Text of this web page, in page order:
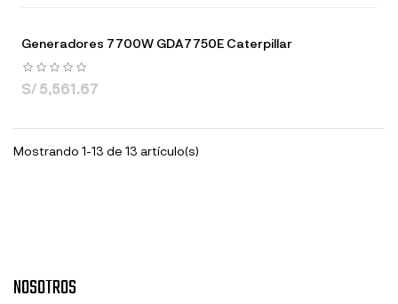
Generadores 7700W GDA7750E Caterpillar
S/ 5,561.67
Mostrando 1-13 de 13 artículo(s)
NOSOTROS